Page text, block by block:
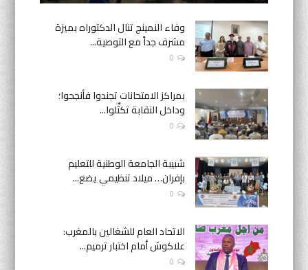
وفاء النمينج تنال الدكتوراه بميزة
مشرف جداً مع التوصية...
0
بمراكز الامتحانات تجندوا فأنجحوا؛
وداخل النقابة تكثّلوا...
0
شبيبة الجامعة الوطنية للتعليم
بإفران… ميلاد تنظيمي يضع...
0
الاتحاد العام للشغالين بالمغرب:
علاكوش أمام اختبار ترميم...
0